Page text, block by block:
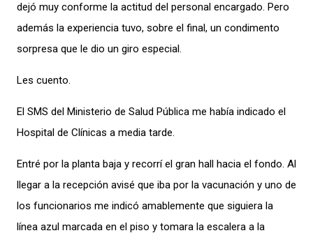
dejó muy conforme la actitud del personal encargado. Pero
además la experiencia tuvo, sobre el final, un condimento
sorpresa que le dio un giro especial.
Les cuento.
El SMS del Ministerio de Salud Pública me había indicado el
Hospital de Clínicas a media tarde.
Entré por la planta baja y recorrí el gran hall hacia el fondo. Al
llegar a la recepción avisé que iba por la vacunación y uno de
los funcionarios me indicó amablemente que siguiera la
línea azul marcada en el piso y tomara la escalera a la